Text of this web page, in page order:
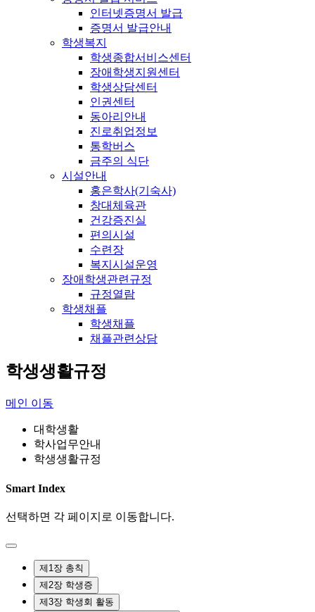
인터넷증명서 발급
증명서 발급안내
학생복지
학생종합서비스센터
장애학생지원센터
학생상담센터
인권센터
동아리안내
진로취업정보
통학버스
금주의 식단
시설안내
홍은학사(기숙사)
창대체육관
건강증진실
편의시설
수련장
복지시설운영
장애학생관련규정
규정열람
학생채플
학생채플
채플관련상담
학생생활규정
메인 이동
대학생활
학사업무안내
학생생활규정
Smart Index
선택하면 각 페이지로 이동합니다.
제1장 총칙
제2장 학생증
제3장 학생회 활동